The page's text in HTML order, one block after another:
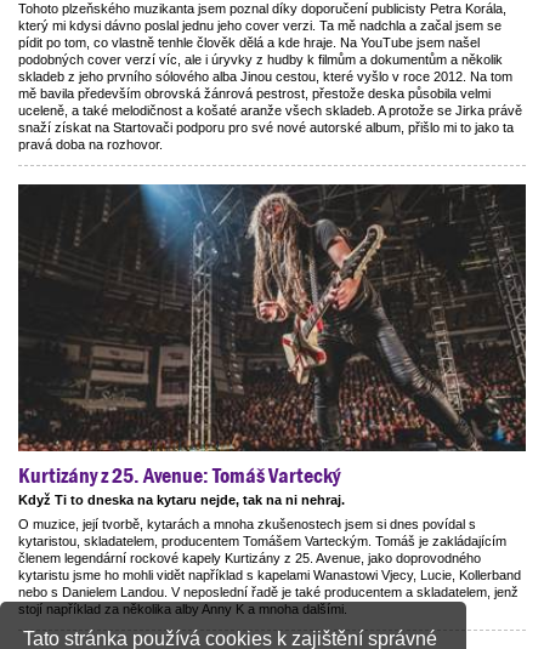
Tato stránka používá cookies k zajištění správné
Tohoto plzeňského muzikanta jsem poznal díky doporučení publicisty Petra Korála,
který mi kdysi dávno poslal jednu jeho cover verzi. Ta mě nadchla a začal jsem se
pídit po tom, co vlastně tenhle člověk dělá a kde hraje. Na YouTube jsem našel
podobných cover verzí víc, ale i úryvky z hudby k filmům a dokumentům a několik
skladeb z jeho prvního sólového alba Jinou cestou, které vyšlo v roce 2012. Na tom
mě bavila především obrovská žánrová pestrost, přestože deska působila velmi
uceleně, a také melodičnost a košaté aranže všech skladeb. A protože se Jirka právě
snaží získat na Startovači podporu pro své nové autorské album, přišlo mi to jako ta
pravá doba na rozhovor.
Kurtizány z 25. Avenue: Tomáš Vartecký
Když Ti to dneska na kytaru nejde, tak na ni nehraj.
O muzice, její tvorbě, kytarách a mnoha zkušenostech jsem si dnes povídal s
kytaristou, skladatelem, producentem Tomášem Varteckým. Tomáš je zakládajícím
členem legendární rockové kapely Kurtizány z 25. Avenue, jako doprovodného
kytaristu jsme ho mohli vidět například s kapelami Wanastowi Vjecy, Lucie, Kollerband
nebo s Danielem Landou. V neposlední řadě je také producentem a skladatelem, jenž
stojí například za několika alby Anny K a mnoha dalšími.